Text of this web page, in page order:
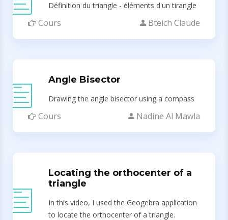
Définition du triangle - éléments d'un tirangle
Cours Bteich Claude
Angle Bisector
Drawing the angle bisector using a compass
Cours Nadine Al Mawla
Locating the orthocenter of a
triangle
In this video, I used the Geogebra application
to locate the orthocenter of a triangle.